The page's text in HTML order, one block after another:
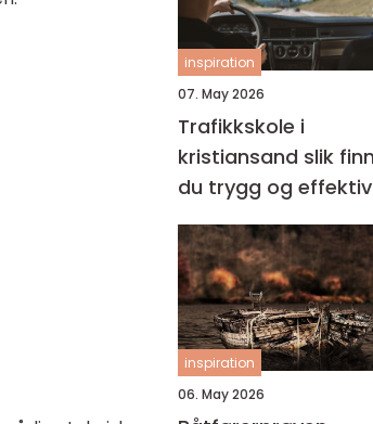
inspiration
07. May 2026
Trafikkskole i
kristiansand slik finner
du trygg og effektiv
opplæring
inspiration
06. May 2026